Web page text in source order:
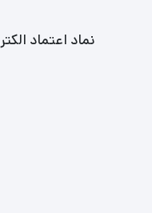
نماد اعتماد